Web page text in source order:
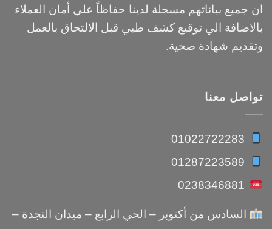
ان جميع بياناتهم مسجلة لدينا حفاظاً علي أمان العملاء
بالاضافة الي توقيع كشف طبي قبل الالتحاق بالعمل
وتقديم شهادة صحية.
تواصل معنا
01022722283
01287223589
0238346881
السادس من أكتوبر – الحي الرابع – ميدان النجدة –